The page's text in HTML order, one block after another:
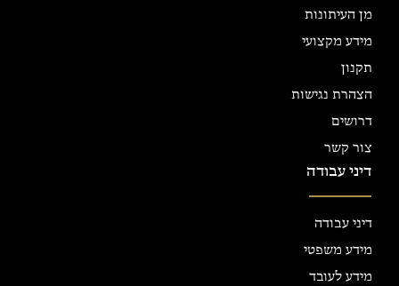
מן העיתונות
מידע מקצועי
תקנון
הצהרת נגישות
דרושים
צור קשר
דיני עבודה
דיני עבודה
מידע משפטי
מידע לעובד